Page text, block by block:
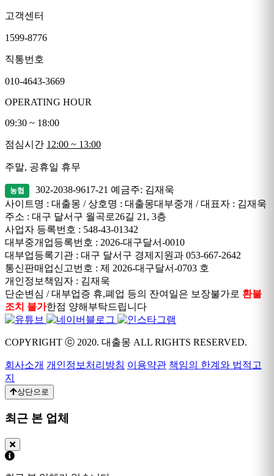
고객센터
1599-8776
직통번호
010-4643-3669
OPERATING HOUR
09:30 ~ 18:00
점심시간 12:00 ~ 13:00
주말, 공휴일 휴무
농협 302-2038-9617-21 예금주: 김재욱
사이트명 : 대출몽 / 상호명 : 대출몽대부중개 / 대표자 : 김재욱
주소 : 대구 달서구 월곡로26길 21, 3층
사업자 등록번호 : 548-43-01342
대부중개업등록번호 : 2026-대구달서-0010
대부업등록기관 : 대구 달서구 경제지원과 053-667-2642
통신판매업신고번호 : 제 2026-대구달서-0703 호
개인정보책임자 : 김재욱
단순변심 / 대부업증 휴,폐업 등의 잔여일은 보장불가로 환불
조치 불가한점 양해부탁드립니다
COPYRIGHT ⓒ 2020. 대출몽 ALL RIGHTS RESERVED.
회사소개 개인정보처리방침 이용약관 책임의 한계와 법적고
지
상단으로
최근 본 업체